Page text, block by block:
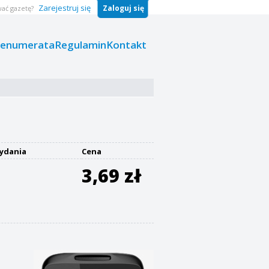
RegulaminKontakt
gazetę? Zarejestruj się Zaloguj się
Cena
3,69 zł